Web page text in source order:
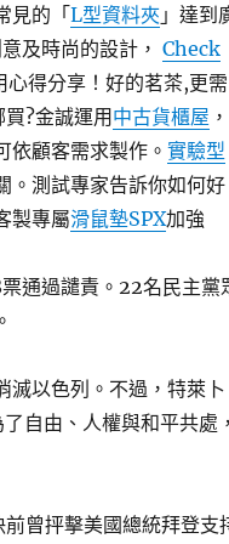
見的「L型資料夾」達到
及時尚的設計， Check
心得分享！好的茗茶,更需
買?金誠運用中古貨櫃屋 ，
依顧客需求製作。 實驗型
。測試專家告訴你如何好
製專屬滑鼠墊SPX加強
通過譴責。22名民主黨
滅以色列。不過，特萊卜
自由、人權與和平共處，
曾抨擊美國總統拜登支